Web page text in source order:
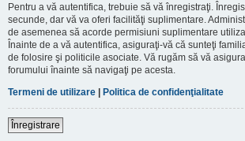
Pentru a vă autentifica, trebuie să vă înregistraţi.
secunde, dar vă va oferi facilităţi suplimentare.
de asemenea să acorde permisiuni suplimentare
Înainte de a vă autentifica, asiguraţi-vă că sunteţi
de folosire şi politicile asociate. Vă rugăm să vă
forumului înainte să navigaţi pe acesta.
Termeni de utilizare | Politica de confidenţialitate
Înregistrare